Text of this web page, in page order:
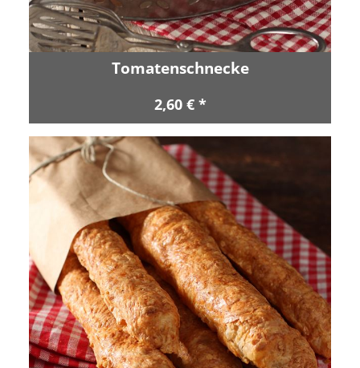
Tomatenschnecke
2,60 € *